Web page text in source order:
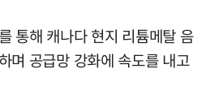
통해 캐나다 현지 리튬메탈 음
며 공급망 강화에 속도를 내고